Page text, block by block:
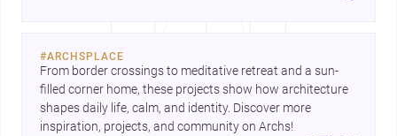
pistas valiosas sobre como criar espaços mais humanos,
#ARCHSPLACE
From border crossings to meditative retreat and a sun-
filled corner home, these projects show how architecture
shapes daily life, calm, and identity. Discover more
inspiration, projects, and community on Archs!